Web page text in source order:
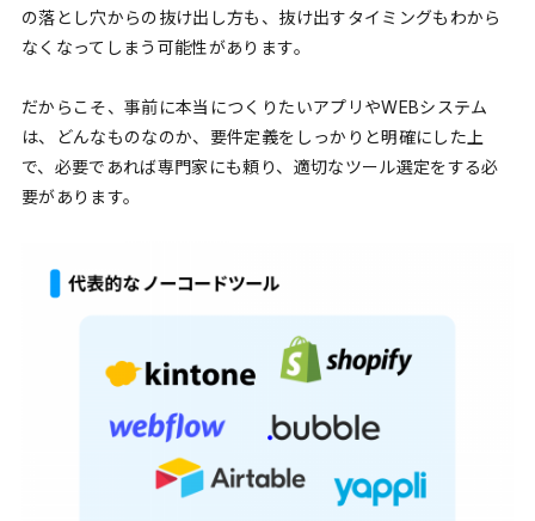
の落とし穴からの抜け出し方も、抜け出すタイミングもわから
なくなってしまう可能性があります。
だからこそ、事前に本当につくりたいアプリやWEBシステム
は、どんなものなのか、要件定義をしっかりと明確にした上
で、必要であれば専門家にも頼り、適切なツール選定をする必
要があります。